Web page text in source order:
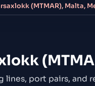
(MTMAR), Malta,
lines, port pairs, and